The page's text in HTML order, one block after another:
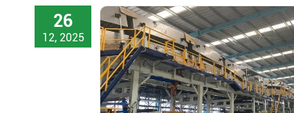
26
12, 2025